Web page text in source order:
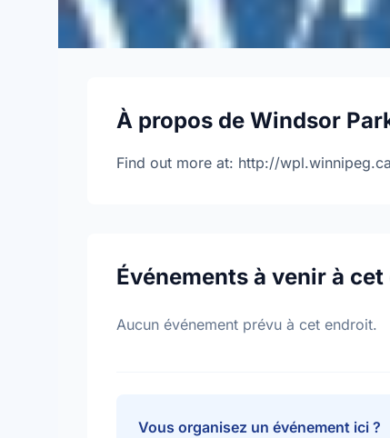
À propos de Windsor
Find out more at: http://
Événements à venir à
Aucun événement prévu à cet endroit.
Vous organisez un événement ici ?